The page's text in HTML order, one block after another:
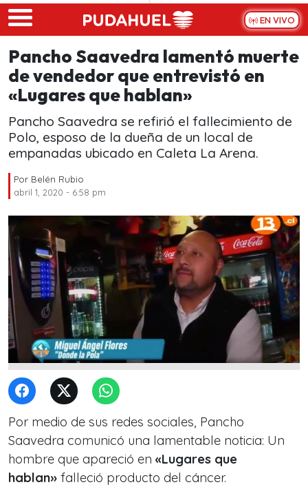
Skip to main content
EN VIVO
Pancho Saavedra lamentó muerte
de vendedor que entrevistó en
«Lugares que hablan»
Pancho Saavedra se refirió el fallecimiento de
Polo, esposo de la dueña de un local de
empanadas ubicado en Caleta La Arena.
Por Belén Rubio
abril 1, 2020 - 6:58 pm
Por medio de sus redes sociales, Pancho
Saavedra comunicó una lamentable noticia: Un
hombre que apareció en «Lugares que
hablan» falleció producto del cáncer.